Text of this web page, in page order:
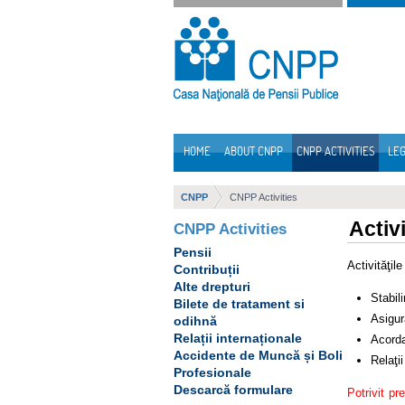
Skip to Content
HOME ABOUT CNPP CNPP ACTIVITIES
CNPP CNPP Activities
CNPP Activities
Pensii
Contribuții
Alte drepturi
Bilete de tratament si
odihnă
Relații internaționale
Accidente de Muncă și Boli
Profesionale
Descarcă formulare
Activităţile
Potrivit